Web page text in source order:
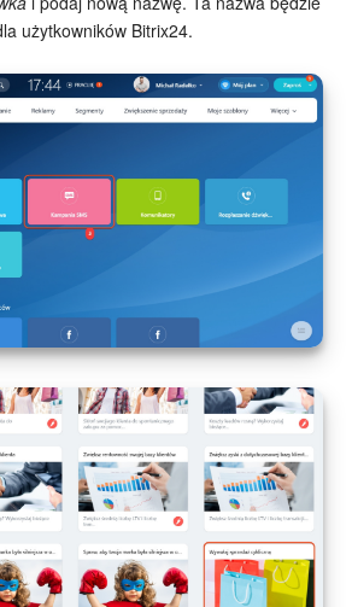
użytkowników Bitrix24.